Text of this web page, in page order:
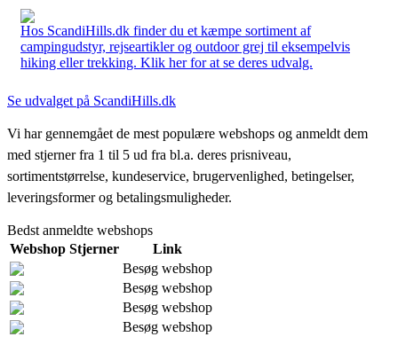
Hos ScandiHills.dk finder du et kæmpe sortiment af
campingudstyr, rejseartikler og outdoor grej til eksempelvis
hiking eller trekking. Klik her for at se deres udvalg.
Se udvalget på ScandiHills.dk
Vi har gennemgået de mest populære webshops og anmeldt dem
med stjerner fra 1 til 5 ud fra bl.a. deres prisniveau,
sortimentstørrelse, kundeservice, brugervenlighed, betingelser,
leveringsformer og betalingsmuligheder.
Bedst anmeldte webshops
Webshop Stjerner
Link
Besøg webshop
Besøg webshop
Besøg webshop
Besøg webshop